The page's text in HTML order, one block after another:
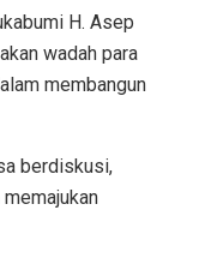
H. Asep
wadah para
membangun
berdiskusi,